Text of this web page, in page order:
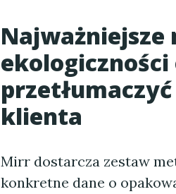
klienta
Mirr dostarcza zestaw
konkretne dane o